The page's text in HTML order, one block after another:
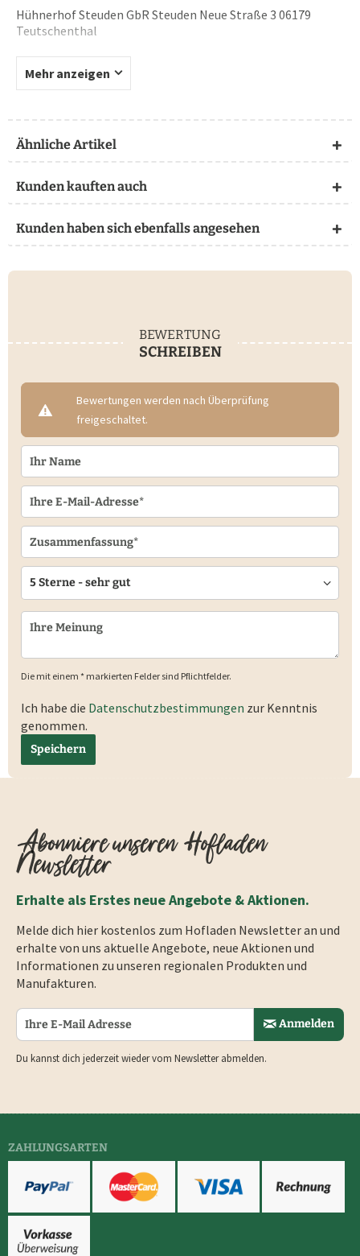
Hühnerhof Steuden GbR Steuden Neue Straße 3 06179
Teutschenthal
Mehr anzeigen
Ähnliche Artikel
Kunden kauften auch
Kunden haben sich ebenfalls angesehen
BEWERTUNG
SCHREIBEN
Bewertungen werden nach Überprüfung
freigeschaltet.
Die mit einem * markierten Felder sind Pflichtfelder.
Ich habe die Datenschutzbestimmungen zur Kenntnis
genommen.
Speichern
Abonniere unseren Hofladen
Newsletter
Erhalte als Erstes neue Angebote & Aktionen.
Melde dich hier kostenlos zum Hofladen Newsletter an und
erhalte von uns aktuelle Angebote, neue Aktionen und
Informationen zu unseren regionalen Produkten und
Manufakturen.
Anmelden
Du kannst dich jederzeit wieder vom Newsletter abmelden.
ZAHLUNGSARTEN